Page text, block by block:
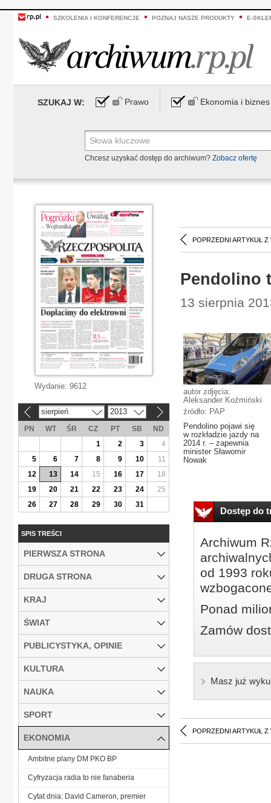
SZKOLENIA I KONFERENCJE POZNAJ NASZE PRODUKTY E-
SZUKAJ W: Prawo Ekonomia i biznes
Chcesz uzyskać dostęp do archiwum? Zobacz ofertę
POPRZEDNI ARTYKUŁ Z
Pendolino
13 sierpnia
autor zdjęcia:
Aleksander Koźmiński
źródło: PAP
Pendolino pojawi się
w rozkładzie jazdy na
2014 r. – zapewnia
minister Sławomir
Nowak
Dostęp do
Archiwum
od 1993
Ponad
Zamów
Masz już
POPRZEDNI ARTYKUŁ Z
Wydanie: 9612
sierpień 2013
PN WT ŚR CZ PT SB
ND
1
2 3
4
5
6 7 8 9 10
11
12
13 14 15 16 17
18
19
20 21 22 23 24
25
26
27 28 29 30 31
SPIS TREŚCI
PIERWSZA STRONA
DRUGA STRONA
KRAJ
ŚWIAT
PUBLICYSTYKA, OPINIE
KULTURA
NAUKA
SPORT
EKONOMIA
Ambitne plany DM PKO BP
Cyfryzacja radia to nie fanaberia
Cytat dnia: David Cameron, premier